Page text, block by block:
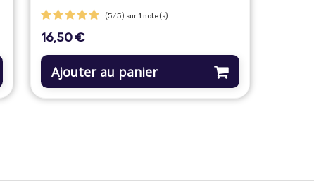
(5/5) sur 1 note(s)
Prix
16,50 €
Ajouter au panier